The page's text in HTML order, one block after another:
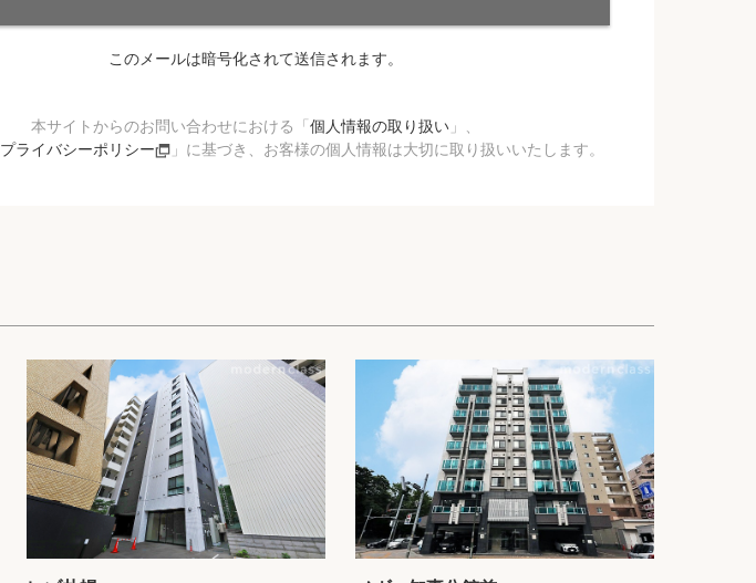
このメールは暗号化されて送信されます。
本サイトからのお問い合わせにおける「 個人情報の取り扱い 」、
プライバシーポリシー 」に基づき、お客様の個人情報は大切に取り扱いいたします。